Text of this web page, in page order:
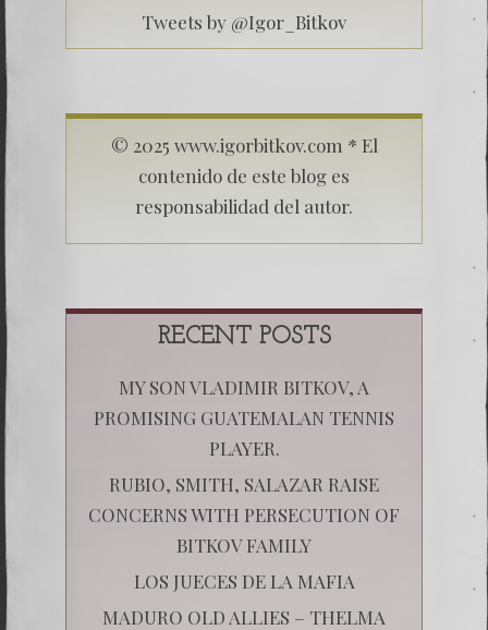
Tweets by @Igor_Bitkov
© 2025 www.igorbitkov.com * El
contenido de este blog es
responsabilidad del autor.
RECENT POSTS
MY SON VLADIMIR BITKOV, A
PROMISING GUATEMALAN TENNIS
PLAYER.
RUBIO, SMITH, SALAZAR RAISE
CONCERNS WITH PERSECUTION OF
BITKOV FAMILY
LOS JUECES DE LA MAFIA
MADURO OLD ALLIES – THELMA